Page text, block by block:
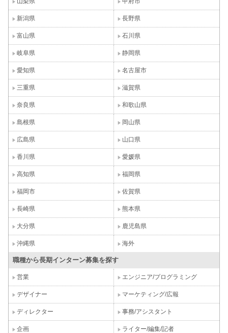
新潟県 長野県
富山県 石川県
岐阜県 静岡県
愛知県 名古屋市
三重県 滋賀県
奈良県 和歌山県
島根県 岡山県
広島県 山口県
香川県 愛媛県
高知県 福岡県
福岡市 佐賀県
長崎県 熊本県
大分県 鹿児島県
沖縄県 海外
職種から長期インターン募集を探す
営業 エンジニア/プログラミング
デザイナー マーケティング/広報
ディレクター 事務/アシスタント
企画 ライター/編集/記者